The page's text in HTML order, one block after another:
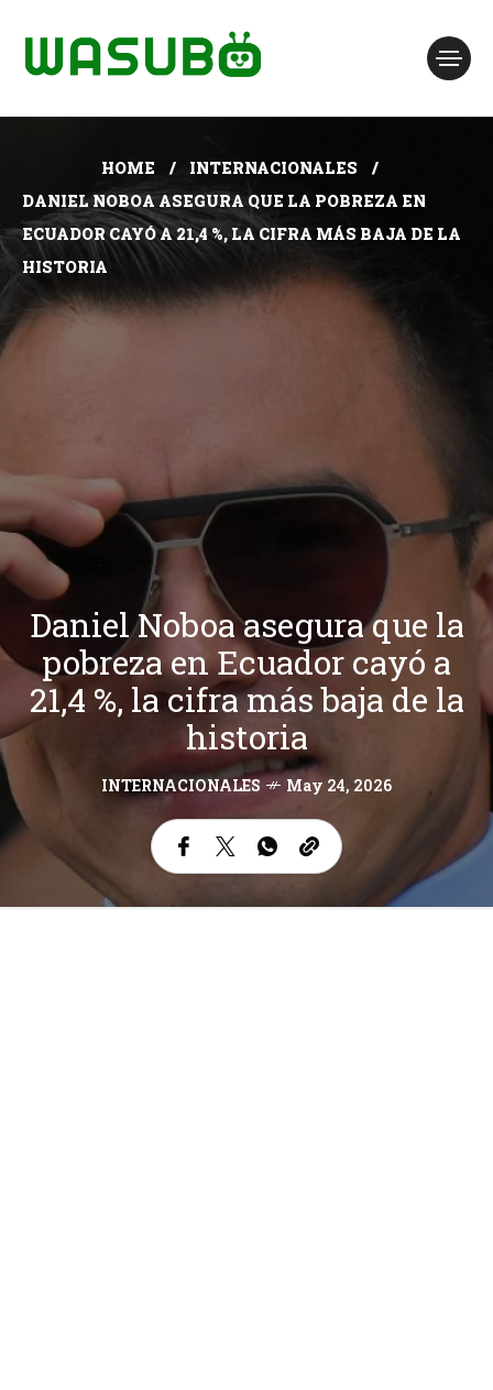
HOME
INTERNACIONALES
DANIEL NOBOA ASEGURA QUE LA POBREZA EN
ECUADOR CAYÓ A 21,4 %, LA CIFRA MÁS BAJA DE LA
HISTORIA
Daniel Noboa asegura que la
pobreza en Ecuador cayó a
21,4 %, la cifra más baja de la
historia
INTERNACIONALES May 24, 2026